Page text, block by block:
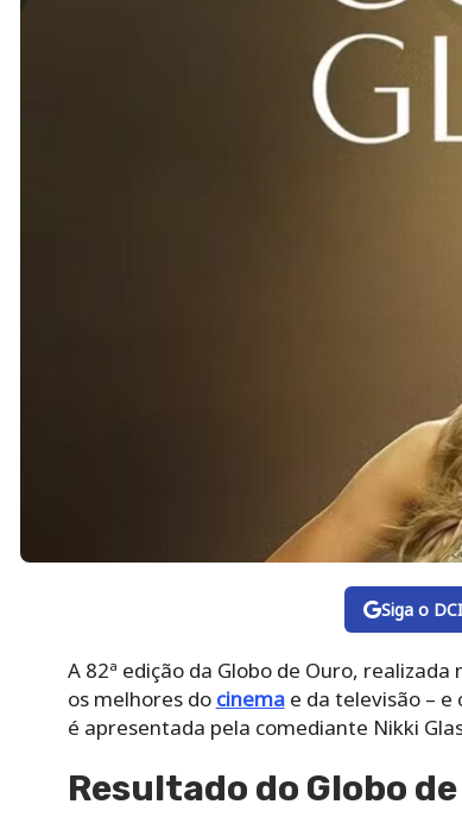
Siga o
A 82ª edição da Globo de Ouro,
os melhores do cinemae da televisão – e
é apresentada pela comediante Nikki
Resultado do Globo